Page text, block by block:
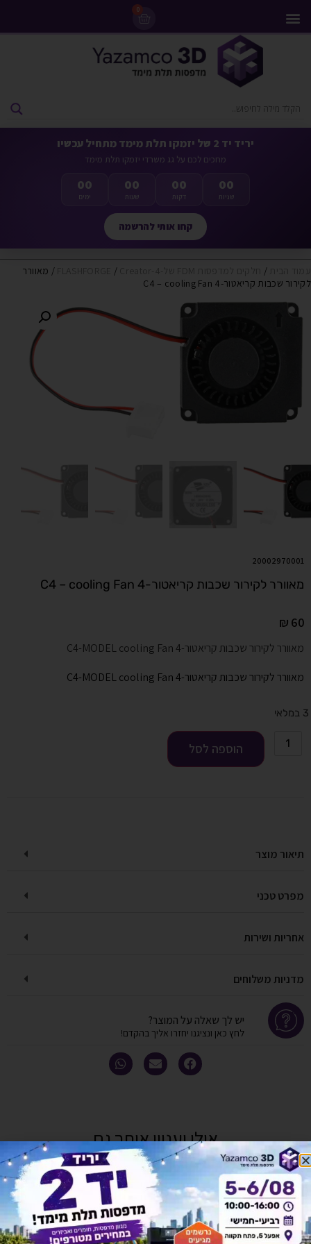
0
יריד יד 2 של יזמקו תלת מימד מתחיל עכשיו
מחכים לכם על גג משרדי יזמקו תלת מימד
00
ימים
00
שעות
00
דקות
00
שניות
קחו אותי להרשמה
/
/
/ מאוורר
לקירור שכבות קריאטור-4 C4 – cooling Fan
20002970001
מאוורר לקירור שכבות קריאטור-4 C4 – cooling Fan
₪ 60
מאוורר לקירור שכבות קריאטור-4 C4-MODEL cooling Fan
מאוורר לקירור שכבות קריאטור-4 C4-MODEL cooling Fan
3 במלאי
הוספה לסל
תיאור מוצר
מפרט טכני
אחריות ושירות
מדניות משלוחים
יש לך שאלה על המוצר?
לחץ כאן ונציגנו יחזרו אליך בהקדם!
אולי יעניין אותך גם